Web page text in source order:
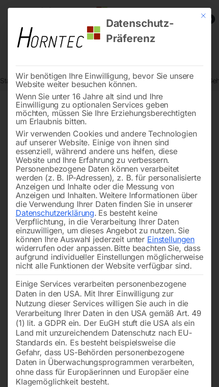
0
Start Metallbearbeitung Metallkreissägen - Zubehör Hebel zu
Hebel zu Gehrungverstellung
Mit
Datenschutz-
Präferenz
Wir benötigen Ihre Einwilligung, bevor Sie unsere
Website weiter besuchen können.
Wenn Sie unter 16 Jahre alt sind und Ihre
Einwilligung zu optionalen Services geben
möchten, müssen Sie Ihre Erziehungsberechtigten
um Erlaubnis bitten.
Wir verwenden Cookies und andere Technologien
auf unserer Website. Einige von ihnen sind
essenziell, während andere uns helfen, diese
Website und Ihre Erfahrung zu verbessern.
Personenbezogene Daten können verarbeitet
werden (z. B. IP-Adressen), z. B. für personalisierte
Anzeigen und Inhalte oder die Messung von
Anzeigen und Inhalten. Weitere Informationen über
die Verwendung Ihrer Daten finden Sie in unserer
Datenschutzerklärung. Es besteht keine
Verpflichtung, in die Verarbeitung Ihrer Daten
einzuwilligen, um dieses Angebot zu nutzen. Sie
können Ihre Auswahl jederzeit unter Einstellungen
widerrufen oder anpassen. Bitte beachten Sie, dass
aufgrund individueller Einstellungen möglicherweise
nicht alle Funktionen der Website verfügbar sind.
Einige Services verarbeiten personenbezogene
Daten in den USA. Mit Ihrer Einwilligung zur
Nutzung dieser Services willigen Sie auch in die
Verarbeitung Ihrer Daten in den USA gemäß Art. 49
(1) lit. a GDPR ein. Der EuGH stuft die USA als ein
Land mit unzureichendem Datenschutz nach EU-
Standards ein. Es besteht beispielsweise die
Gefahr, dass US-Behörden personenbezogene
Daten in Überwachungsprogrammen verarbeiten,
ohne dass für Europäerinnen und Europäer eine
Klagemöglichkeit besteht.